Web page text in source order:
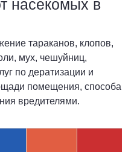
насекомых в
тараканов, клопов,
мух, чешуйниц,
по дератизации и
помещения, способа
вредителями.